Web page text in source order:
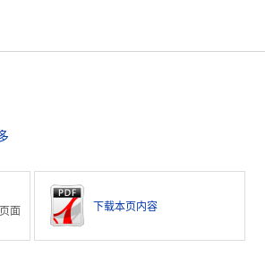
面
下载本页内容